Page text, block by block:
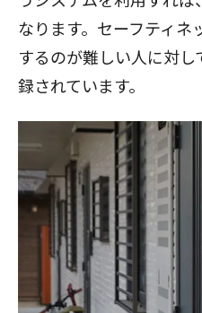
なります。セーフティ
するのが難しい人に対
録されています。